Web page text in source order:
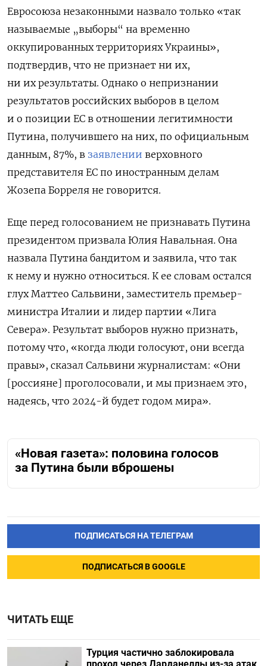
Евросоюза незаконными назвало только «так
называемые „выборы“ на временно
оккупированных территориях Украины»,
подтвердив, что не признает ни их,
ни их результаты. Однако о непризнании
результатов российских выборов в целом
и о позиции ЕС в отношении легитимности
Путина, получившего на них, по официальным
данным, 87%, в заявлении верховного
представителя ЕС по иностранным делам
Жозепа Борреля не говорится.
Еще перед голосованием не признавать Путина
президентом призвала Юлия Навальная. Она
назвала Путина бандитом и заявила, что так
к нему и нужно относиться. К ее словам остался
глух Маттео Сальвини, заместитель премьер-
министра Италии и лидер партии «Лига
Севера». Результат выборов нужно признать,
потому что, «когда люди голосуют, они всегда
правы», сказал Сальвини журналистам: «Они
[россияне] проголосовали, и мы признаем это,
надеясь, что 2024-й будет годом мира».
«Новая газета»: половина голосов
за Путина были вброшены
ПОДПИСАТЬСЯ НА ТЕЛЕГРАМ
ПОДПИСАТЬСЯ В GOOGLE
ЧИТАТЬ ЕЩЕ
Турция частично заблокировала